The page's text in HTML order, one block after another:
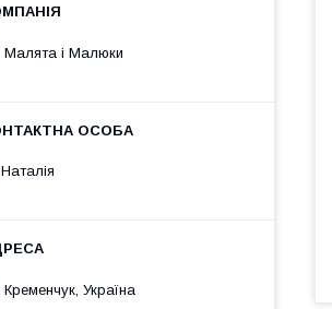
Малята і Малюки
Наталія
Кременчук, Україна